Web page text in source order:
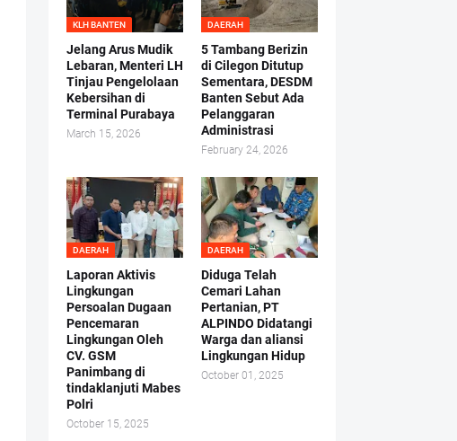
KLH BANTEN
Jelang Arus Mudik
Lebaran, Menteri LH
Tinjau Pengelolaan
Kebersihan di
Terminal Purabaya
March 15, 2026
DAERAH
5 Tambang Berizin
di Cilegon Ditutup
Sementara, DESDM
Banten Sebut Ada
Pelanggaran
Administrasi
February 24, 2026
DAERAH
Laporan Aktivis
Lingkungan
Persoalan Dugaan
Pencemaran
Lingkungan Oleh
CV. GSM
Panimbang di
tindaklanjuti Mabes
Polri
October 15, 2025
DAERAH
Diduga Telah
Cemari Lahan
Pertanian, PT
ALPINDO Didatangi
Warga dan aliansi
Lingkungan Hidup
October 01, 2025